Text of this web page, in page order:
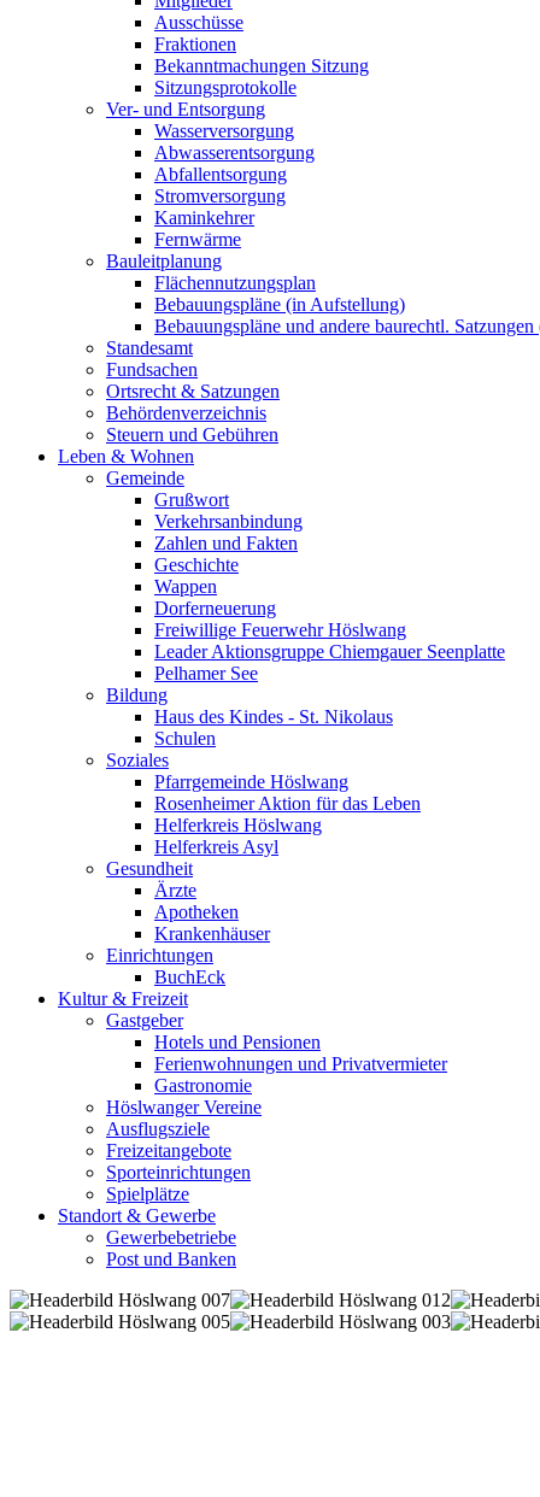
Ausschüsse
Fraktionen
Bekanntmachungen Sitzung
Sitzungsprotokolle
Ver- und Entsorgung
Wasserversorgung
Abwasserentsorgung
Abfallentsorgung
Stromversorgung
Kaminkehrer
Fernwärme
Bauleitplanung
Flächennutzungsplan
Bebauungspläne (in Aufstellung)
Bebauungspläne und andere baurechtl.
Standesamt
Fundsachen
Ortsrecht & Satzungen
Behördenverzeichnis
Steuern und Gebühren
Leben & Wohnen
Gemeinde
Grußwort
Verkehrsanbindung
Zahlen und Fakten
Geschichte
Wappen
Dorferneuerung
Freiwillige Feuerwehr Höslwang
Leader Aktionsgruppe Chiemgauer Seenplatte
Pelhamer See
Bildung
Haus des Kindes - St. Nikolaus
Schulen
Soziales
Pfarrgemeinde Höslwang
Rosenheimer Aktion für das Leben
Helferkreis Höslwang
Helferkreis Asyl
Gesundheit
Ärzte
Apotheken
Krankenhäuser
Einrichtungen
BuchEck
Kultur & Freizeit
Gastgeber
Hotels und Pensionen
Ferienwohnungen und Privatvermieter
Gastronomie
Höslwanger Vereine
Ausflugsziele
Freizeitangebote
Sporteinrichtungen
Spielplätze
Standort & Gewerbe
Gewerbebetriebe
Post und Banken